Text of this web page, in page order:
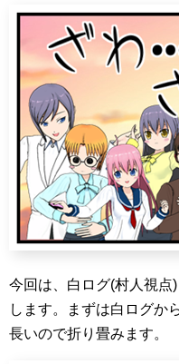
今回は、白ログ(村人視点
します。まずは白ログから
長いので折り畳みます。